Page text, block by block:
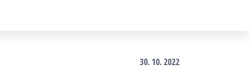
30. 10. 2022